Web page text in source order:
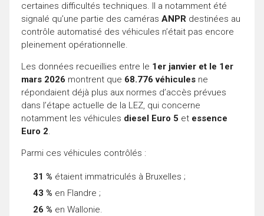
certaines difficultés techniques. Il a notamment été
signalé qu’une partie des caméras ANPR destinées au
contrôle automatisé des véhicules n’était pas encore
pleinement opérationnelle.
Les données recueillies entre le 1er janvier et le 1er
mars 2026 montrent que 68.776 véhicules ne
répondaient déjà plus aux normes d’accès prévues
dans l’étape actuelle de la LEZ, qui concerne
notamment les véhicules diesel Euro 5 et essence
Euro 2.
Parmi ces véhicules contrôlés :
31 % étaient immatriculés à Bruxelles ;
43 % en Flandre ;
26 % en Wallonie.